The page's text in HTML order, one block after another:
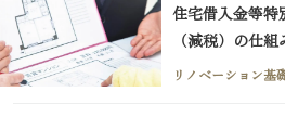
住宅借入金等特
（減税）の仕
リノベーション基